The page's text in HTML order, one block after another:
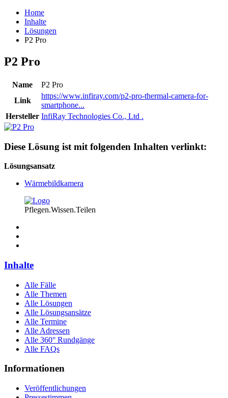
Home
Inhalte
Lösungen
P2 Pro
P2 Pro
Name
P2 Pro
Link
https://www.infiray.com/p2-pro-thermal-camera-for-
smartphone...
Hersteller InfiRay Technologies Co., Ltd .
Diese Lösung ist mit folgenden Inhalten verlinkt:
Lösungsansatz
Wärmebildkamera
Pflegen.Wissen.Teilen
Inhalte
Alle Fälle
Alle Themen
Alle Lösungen
Alle Lösungsansätze
Alle Termine
Alle Adressen
Alle 360° Rundgänge
Alle FAQs
Informationen
Veröffentlichungen